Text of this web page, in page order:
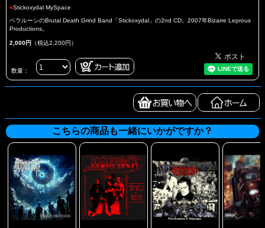
●Stickoxydal MySpace
ベラルーシのBrutal Death Grind Band「Stickoxydal」の2nd CD。2007年Bizarre Leprous
Productions。
2,000円 （税込2,200円）
数量：
こちらの商品も一緒にいかがですか？